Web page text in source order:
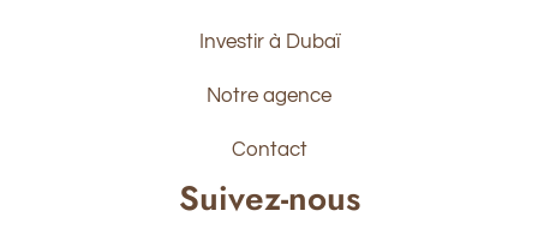
Investir à Dubaï
Notre agence
Contact
Suivez-nous